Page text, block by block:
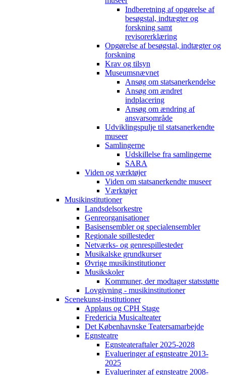
Indberetning af opgørelse af
besøgstal, indtægter og
forskning samt
revisorerklæring
Opgørelse af besøgstal, indtægter og
forskning
Krav og tilsyn
Museumsnævnet
Ansøg om statsanerkendelse
Ansøg om ændret
indplacering
Ansøg om ændring af
ansvarsområde
Udviklingspulje til statsanerkendte
museer
Samlingerne
Udskillelse fra samlingerne
SARA
Viden og værktøjer
Viden om statsanerkendte museer
Værktøjer
Musikinstitutioner
Landsdelsorkestre
Genreorganisationer
Basisensembler og specialensembler
Regionale spillesteder
Netværks- og genrespillesteder
Musikalske grundkurser
Øvrige musikinstitutioner
Musikskoler
Kommuner, der modtager statsstøtte
Lovgivning - musikinstitutioner
Scenekunst-institutioner
Applaus og CPH Stage
Fredericia Musicalteater
Det Københavnske Teatersamarbejde
Egnsteatre
Egnsteateraftaler 2025-2028
Evalueringer af egnsteatre 2013-
2025
Evalueringer af egnsteatre 2008-